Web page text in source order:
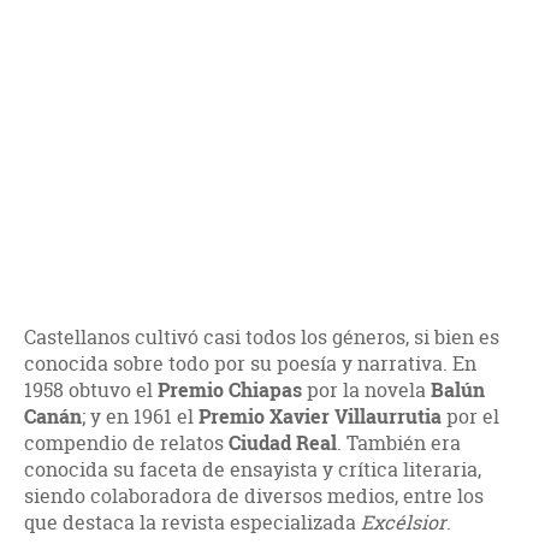
Castellanos cultivó casi todos los géneros, si bien es
conocida sobre todo por su poesía y narrativa. En
1958 obtuvo elPremio Chiapaspor la novelaBalún
Canán; y en 1961 elPremio Xavier Villaurrutiapor el
compendio de relatosCiudad Real. También era
conocida su faceta de ensayista y crítica literaria,
siendo colaboradora de diversos medios, entre los
que destaca la revista especializadaExcélsior.